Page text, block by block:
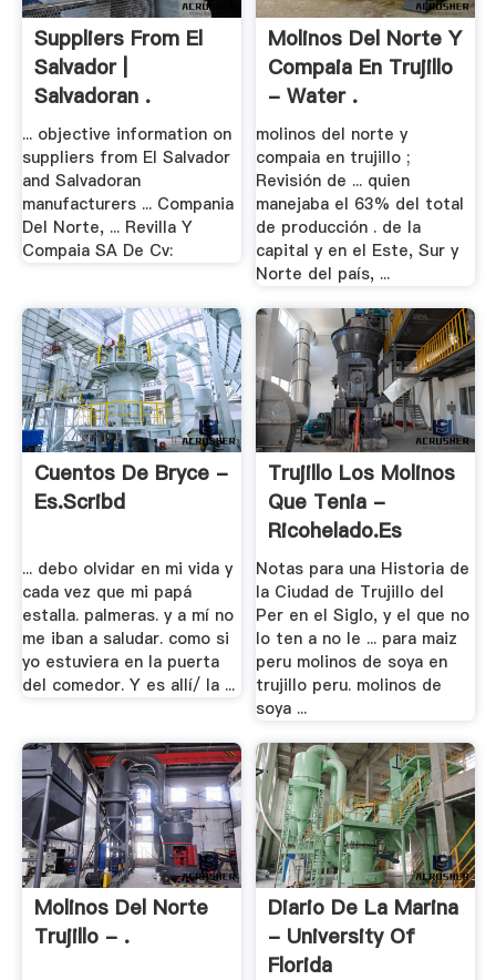
Suppliers From El
Salvador |
Salvadoran .
... objective information on
suppliers from El Salvador
and Salvadoran
manufacturers ... Compania
Del Norte, ... Revilla Y
Compaia SA De Cv:
Molinos Del Norte Y
Compaia En Trujillo
- Water .
molinos del norte y
compaia en trujillo ;
Revisión de ... quien
manejaba el 63% del total
de producción . de la
capital y en el Este, Sur y
Norte del país, ...
Cuentos De Bryce -
Es.scribd
... debo olvidar en mi vida y
cada vez que mi papá
estalla. palmeras. y a mí no
me iban a saludar. como si
yo estuviera en la puerta
del comedor. Y es allí/ la ...
Trujillo Los Molinos
Que Tenia -
Ricohelado.es
Notas para una Historia de
la Ciudad de Trujillo del
Per en el Siglo, y el que no
lo ten a no le ... para maiz
peru molinos de soya en
trujillo peru. molinos de
soya ...
Molinos Del Norte
Trujillo - .
Diario De La Marina
- University Of
Florida